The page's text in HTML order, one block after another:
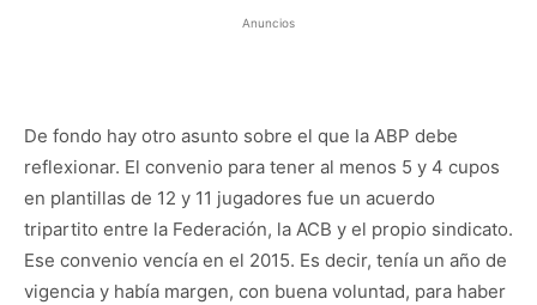
Anuncios
De fondo hay otro asunto sobre el que la ABP debe
reflexionar. El convenio para tener al menos 5 y 4 cupos
en plantillas de 12 y 11 jugadores fue un acuerdo
tripartito entre la Federación, la ACB y el propio sindicato.
Ese convenio vencía en el 2015. Es decir, tenía un año de
vigencia y había margen, con buena voluntad, para haber